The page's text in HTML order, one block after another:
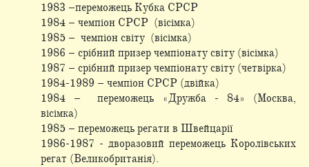
1983 –переможець Кубка СРСР
1984 – чемпіон СРСР (вісімка)
1985 – чемпіон світу (вісімка)
1986 – срібний призер чемпіонату світу (вісімка)
1987 – срібний призер чемпіонату світу (четвірка)
1984-1989 – чемпіон СРСР (двійка)
1984 – переможець «Дружба - 84» (Москва,
вісімка)
1985 – переможець регати в Швейцарії
1986-1987 - дворазовий переможець Королівських
регат (Великобританія).